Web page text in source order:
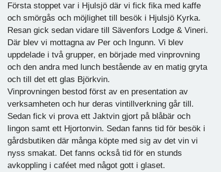
Första stoppet var i Hjulsjö där vi fick fika med kaffe
och smörgås och möjlighet till besök i Hjulsjö Kyrka.
Resan gick sedan vidare till Sävenfors Lodge & Vineri.
Där blev vi mottagna av Per och Ingunn. Vi blev
uppdelade i två grupper, en började med vinprovning
och den andra med lunch bestående av en matig gryta
och till det ett glas Björkvin.
Vinprovningen bestod först av en presentation av
verksamheten och hur deras vintillverkning går till.
Sedan fick vi prova ett Jaktvin gjort på blåbär och
lingon samt ett Hjortonvin. Sedan fanns tid för besök i
gårdsbutiken där många köpte med sig av det vin vi
nyss smakat. Det fanns också tid för en stunds
avkoppling i caféet med något gott i glaset.